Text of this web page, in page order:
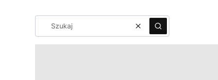
WyczyśćSzukaj